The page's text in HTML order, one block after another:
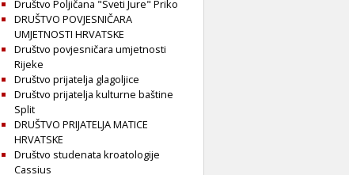
Društvo Poljičana "Sveti Jure" Priko
DRUŠTVO POVJESNIČARA
UMJETNOSTI HRVATSKE
Društvo povjesničara umjetnosti
Rijeke
Društvo prijatelja glagoljice
Društvo prijatelja kulturne baštine
Split
DRUŠTVO PRIJATELJA MATICE
HRVATSKE
Društvo studenata kroatologije
Cassius